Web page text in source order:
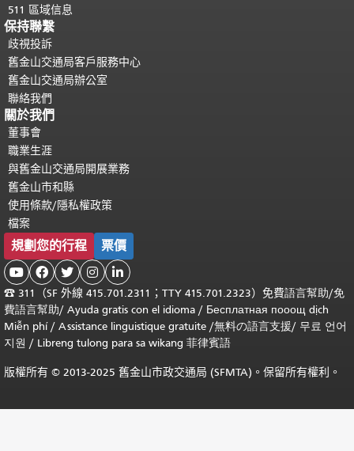
511 區域信息
保持聯繫
歧視投訴
舊金山交通局客戶服務中心
舊金山交通局辦公室
聯絡我們
關於我們
董事會
職業生涯
與舊金山交通局開展業務
舊金山市和縣
使用條款/隱私權政策
檔案
規劃您的行程 票價
    
☎ 311（SF 外線 415.701.2311；TTY 415.701.2323）免費語言幫助/免
費語言幫助/ Ayuda gratis con el idioma / Бесплатная пооощ dịch
Miễn phí/ Assistance linguistique gratuite /無料の語言支援/ 무료 언어
지원 / Libreng tulong para sa wikang 菲律賓語
版權所有 © 2013-2025 舊金山市政交通局 (SFMTA)。保留所有權利。